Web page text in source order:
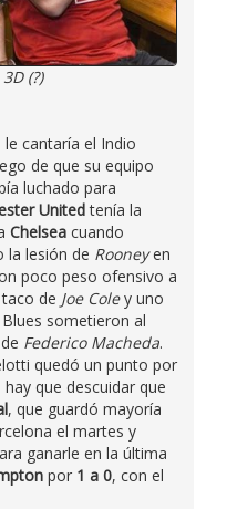
(?)
le cantaría el Indio
de que su equipo
luchado para
Unitedtenía la
Chelsea cuando
la lesión de Rooneyen
poco peso ofensivo a
de Joe Coley uno
sometieron al
Federico Macheda.
quedó un punto por
que descuidar que
, que guardó mayoría
el martes y
ganarle en la última
por 1 a 0, con el